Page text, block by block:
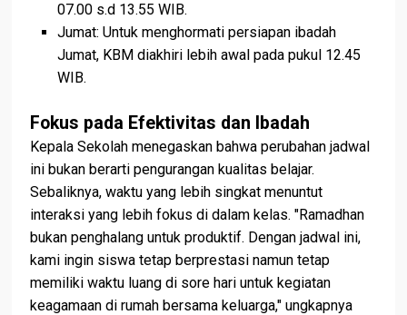
07.00 s.d 13.55 WIB.
Jumat: Untuk menghormati persiapan ibadah
Jumat, KBM diakhiri lebih awal pada pukul 12.45
WIB.
Fokus pada Efektivitas dan Ibadah
Kepala Sekolah menegaskan bahwa perubahan jadwal
ini bukan berarti pengurangan kualitas belajar.
Sebaliknya, waktu yang lebih singkat menuntut
interaksi yang lebih fokus di dalam kelas. "Ramadhan
bukan penghalang untuk produktif. Dengan jadwal ini,
kami ingin siswa tetap berprestasi namun tetap
memiliki waktu luang di sore hari untuk kegiatan
keagamaan di rumah bersama keluarga," ungkapnya